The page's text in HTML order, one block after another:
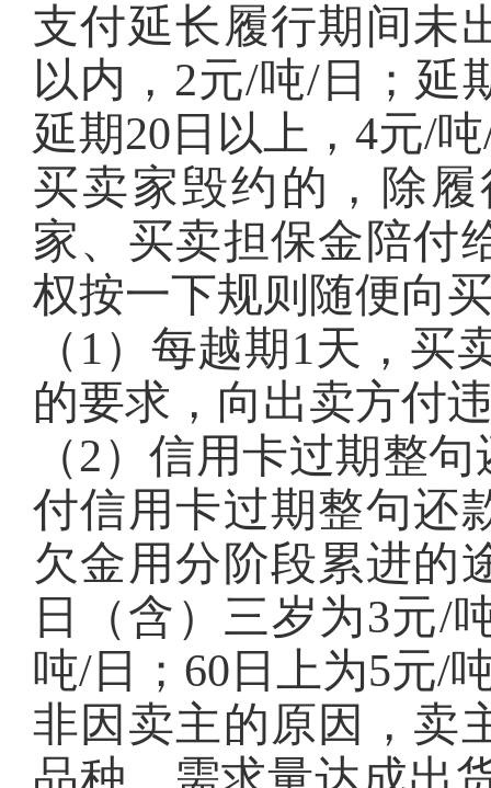
支付延长履行期间未
以内，2元/吨/日；延
延期20日以上，4元/
买卖家毁约的，除
家、买卖担保金陪付
权按一下规则随便向
（1）每越期1天，
的要求，向出卖方付
（2）信用卡过期整
付信用卡过期整句还
欠金用分阶段累进的
日（含）三岁为3元/
吨/日；60日上为5元/
非因卖主的原因，卖